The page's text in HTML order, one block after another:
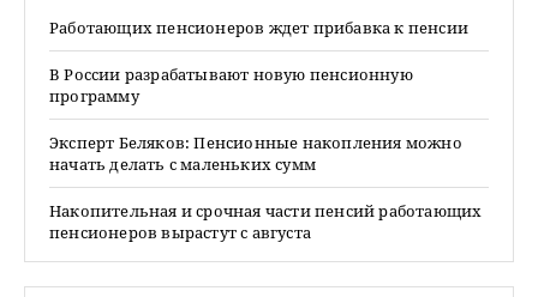
Работающих пенсионеров ждет прибавка к пенсии
В России разрабатывают новую пенсионную
программу
Эксперт Беляков: Пенсионные накопления можно
начать делать с маленьких сумм
Накопительная и срочная части пенсий работающих
пенсионеров вырастут с августа